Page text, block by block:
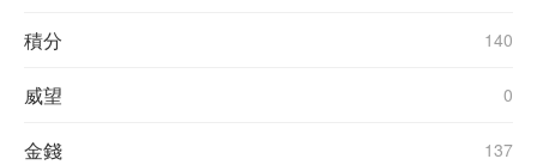
積分 140
威望 0
金錢 137